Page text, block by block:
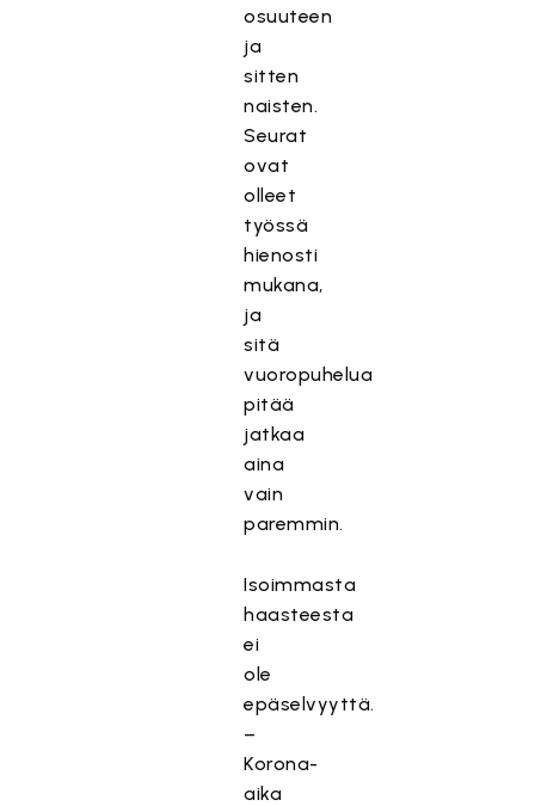
osuuteen
ja
sitten
naisten.
Seurat
ovat
olleet
työssä
hienosti
mukana,
ja
sitä
vuoropuhelua
pitää
jatkaa
aina
vain
paremmin.
Isoimmasta
haasteesta
ei
ole
epäselvyyttä.
–
Korona-
aika